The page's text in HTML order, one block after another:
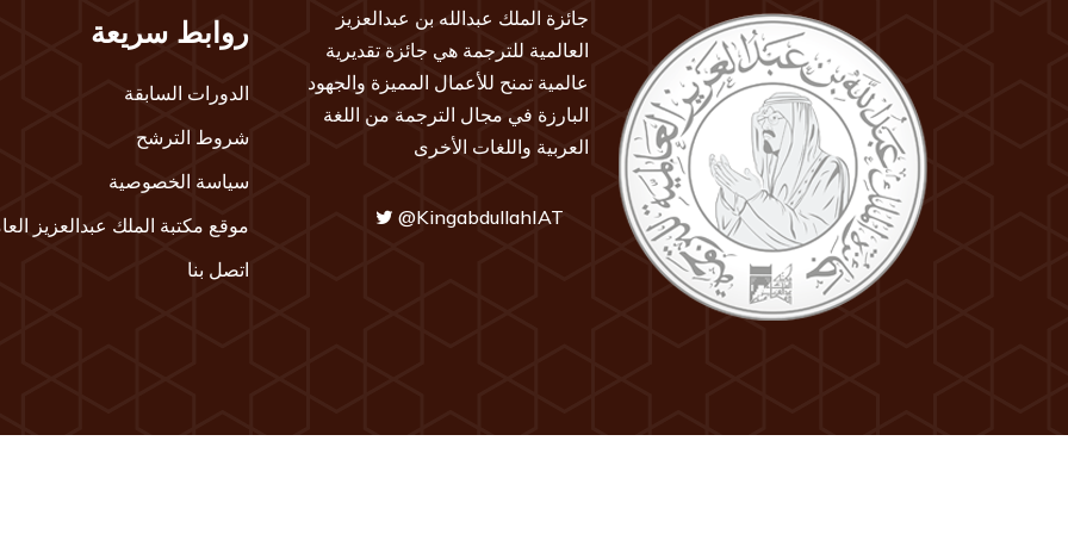
جائزة الملك عبدالله بن عبدالعزيز
العالمية للترجمة هي جائزة تقديرية
عالمية تمنح للأعمال المميزة والجهود
البارزة في مجال الترجمة من اللغة
العربية واللغات الأخرى
@KingabdullahIAT
روابط سريعة
الدورات السابقة
شروط الترشح
سياسة الخصوصية
موقع مكتبة الملك عبدالعزيز
اتصل بنا